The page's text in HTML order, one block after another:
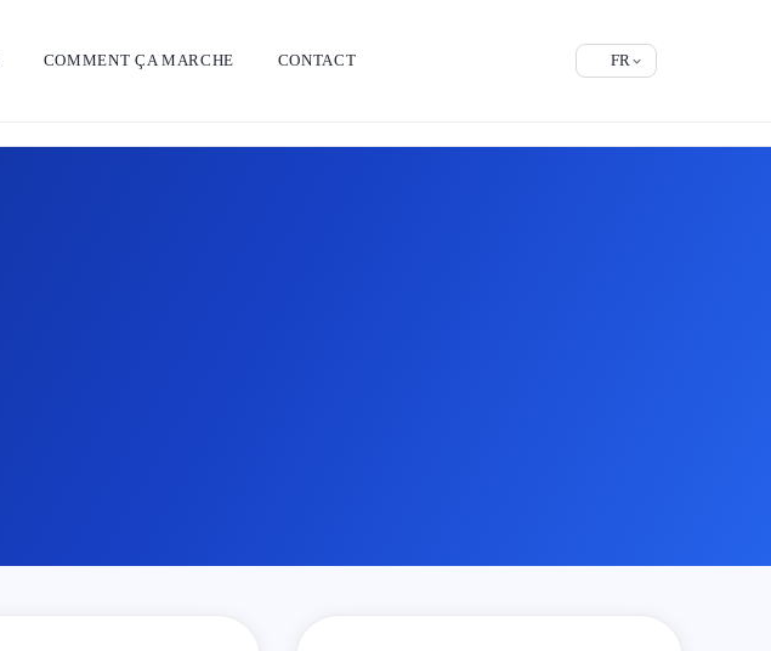
COMMENT ÇA MARCHE CONTACT FR